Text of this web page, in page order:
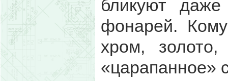
бликуют
фонарей.
хром,
«царапанное»